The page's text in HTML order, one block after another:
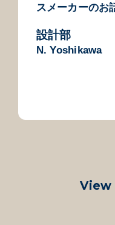
スメーカーのお
設計部
N. Yoshikawa
View